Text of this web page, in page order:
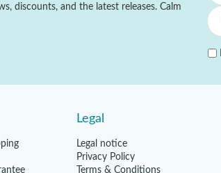
discounts, and the latest releases. Calm
Legal
Legal notice
Privacy Policy
Terms & Conditions